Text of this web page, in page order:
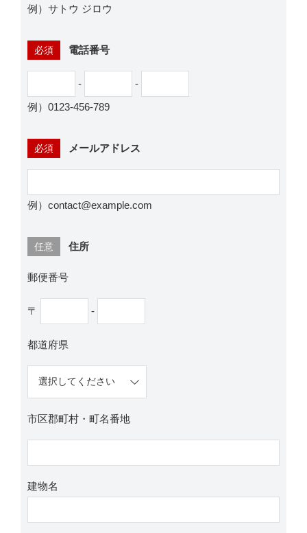
例）サトウ ジロウ
電話番号
必須
-
-
例）0123-456-789
メールアドレス
必須
例）contact@example.com
住所
任意
郵便番号
〒 -
都道府県
市区郡町村・町名番地
建物名